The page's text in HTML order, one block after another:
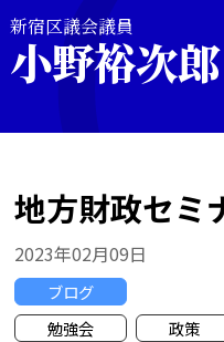
新宿区議会議員
小野裕次郎
地方財政セミ
2023年02月09日
ブログ
勉強会
政策